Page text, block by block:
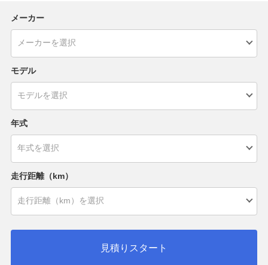
メーカー
モデル
年式
走行距離（km）
見積りスタート